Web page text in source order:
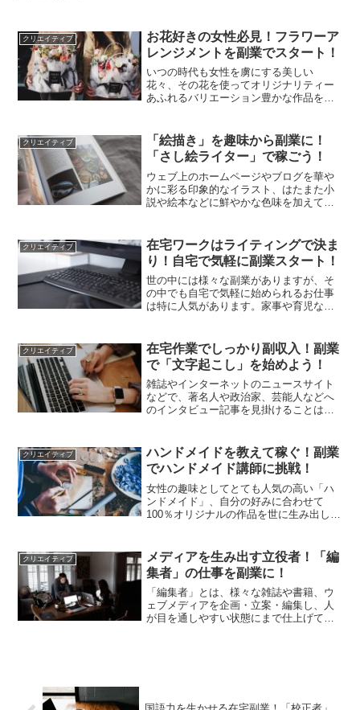
クリエイティブ
お花好きの女性必見！フラワーア
レンジメントを副業でスタート！
いつの時代も女性を虜にする美しい
花々、その花を使ってオリジナリティー
あふれるバリエーション豊かな作品を生
あり、ちまたには数多くの教室や関連ビ
ジネスが存在します。昨今、副...
クリエイティブ
「絵描き」を趣味から副業に！
「さし絵ライター」で稼ごう！
ウェブ上のホームページやブログを華や
かに彩る印象的なイラスト、はたまた小
説や絵本などに鮮やかな色味を加えてく
目を喜ばせてくれています。この「さし
絵」を制作する仕事が、今...
クリエイティブ
在宅ワークはライティングで決ま
り！自宅で気軽に副業スタート！
世の中には様々な副業がありますが、そ
の中でも自宅で気軽に始められるお仕事
は特に人気があります。家事や育児など
用して少しでも収入を増やしたいと思っ
ているサラリーマン、こう...
クリエイティブ
在宅作業でしっかり副収入！副業
で「文字起こし」を始めよう！
雑誌やインターネットのニュースサイト
などで、著名人や政治家、芸能人などへ
のインタビュー記事を見掛けることはよ
ンタビューの音声を元にして書かれてい
ます。この、音声を文字...
クリエイティブ
ハンドメイドを教えて稼ぐ！副業
でハンドメイド講師に挑戦！
女性の趣味としてとても人気の高い「ハ
ンドメイド」、自分の好みに合わせて
100％オリジナルの作品を世に生み出し、
中です。中には個人でハンドメイド作品
をネット販売し、副業ハ...
クリエイティブ
メディアを生み出す立役者！「編
集者」の仕事を副業に！
「編集者」とは、様々な雑誌や書籍、ウ
ェブメディアを企画・立案・編集し、人
が目を通しやすい状態にまで仕上げて世